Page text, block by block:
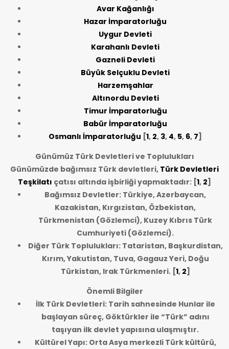
Avar Kağanlığı
Hazar İmparatorluğu
Uygur Devleti
Karahanlı Devleti
Gazneli Devleti
Büyük Selçuklu Devleti
Harzemşahlar
Altınordu Devleti
Timur İmparatorluğu
Babür İmparatorluğu
Osmanlı İmparatorluğu [1, 2, 3, 4, 5, 6, 7]
Günümüz Türk Devletleri ve Toplulukları
Günümüzde bağımsız Türk devletleri, Türk Devletleri
Teşkilatı çatısı altında işbirliği yapmaktadır: [1, 2]
Bağımsız Devletler: Türkiye, Azerbaycan,
Kazakistan, Kırgızistan, Özbekistan,
Türkmenistan (Gözlemci), Kuzey Kıbrıs Türk
Cumhuriyeti (Gözlemci).
Diğer Türk Toplulukları: Tataristan, Başkurdistan,
Kırım, Yakutistan, Tuva, Gagauz Yeri, Doğu
Türkistan, Irak Türkmenleri.[1, 2]
Önemli Bilgiler
İlk Türk Devletleri: Tarih sahnesinde Hunlar ile
başlayan süreç, Göktürkler ile “Türk” adını
taşıyan ilk devlet yapısına ulaşmıştır.
Kültürel Yapı: Orta Asya merkezli Türk kültürü,